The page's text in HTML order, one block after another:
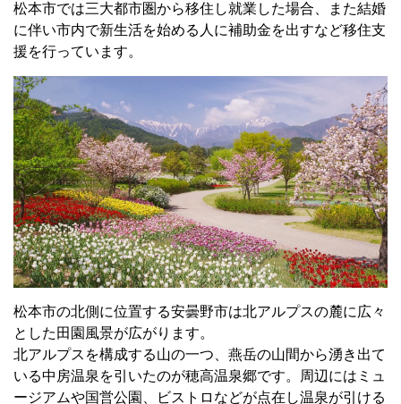
松本市では三大都市圏から移住し就業した場合、また結婚
に伴い市内で新生活を始める人に補助金を出すなど移住支
援を行っています。
松本市の北側に位置する安曇野市は北アルプスの麓に広々
とした田園風景が広がります。
北アルプスを構成する山の一つ、燕岳の山間から湧き出て
いる中房温泉を引いたのが穂高温泉郷です。周辺にはミュ
ージアムや国営公園、ビストロなどが点在し温泉が引ける